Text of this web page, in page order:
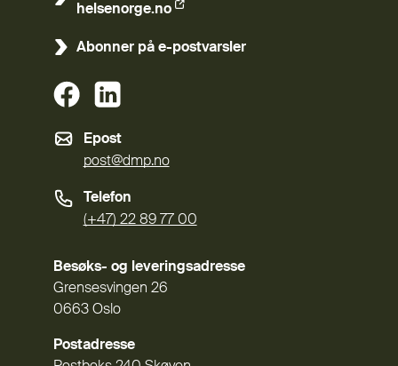
helsenorge.no
(Ekstern lenke)
Abonner på e-postvarsler
(Ekstern lenke)
Epost
post@dmp.no
Telefon
(+47) 22 89 77 00
Besøks- og leveringsadresse
Grensesvingen 26
0663 Oslo
Postadresse